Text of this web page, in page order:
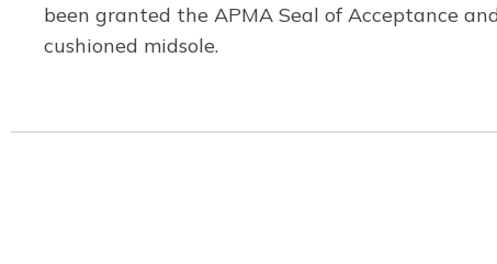
been granted the APMA Seal of Acceptance
cushioned midsole.